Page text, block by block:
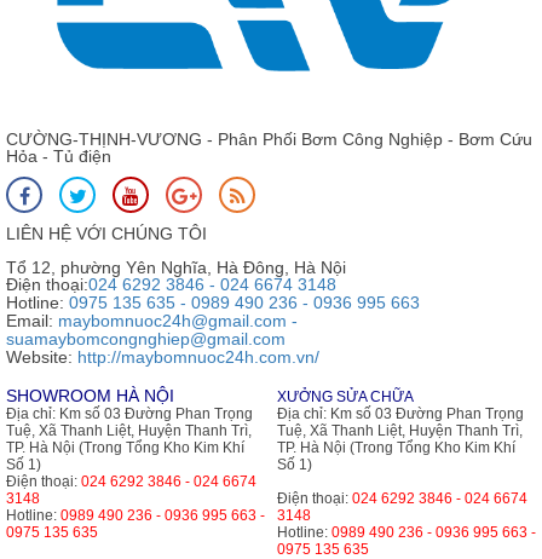
CƯỜNG-THỊNH-VƯƠNG - Phân Phối Bơm Công Nghiệp - Bơm Cứu
Hỏa - Tủ điện
LIÊN HỆ VỚI CHÚNG TÔI
Tổ 12, phường Yên Nghĩa, Hà Đông, Hà Nội
Điện thoại:024 6292 3846 - 024 6674 3148
Hotline: 0975 135 635 - 0989 490 236 - 0936 995 663
Email: maybomnuoc24h@gmail.com -
suamaybomcongnghiep@gmail.com
Website: http://maybomnuoc24h.com.vn/
SHOWROOM HÀ NỘI
Địa chỉ: Km số 03 Đường Phan Trọng
Tuệ, Xã Thanh Liệt, Huyện Thanh Trì,
TP. Hà Nội (Trong Tổng Kho Kim Khí
Số 1)
Điện thoại: 024 6292 3846 - 024 6674
3148
Hotline: 0989 490 236 - 0936 995 663 -
0975 135 635
XƯỞNG SỬA CHỮA
Địa chỉ: Km số 03 Đường Phan Trọng
Tuệ, Xã Thanh Liệt, Huyện Thanh Trì,
TP. Hà Nội (Trong Tổng Kho Kim Khí
Số 1)
Điện thoại: 024 6292 3846 - 024 6674
3148
Hotline: 0989 490 236 - 0936 995 663 -
0975 135 635